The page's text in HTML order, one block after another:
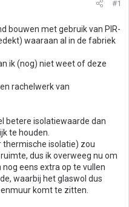
#1
bouwen met gebruik van PIR-
waaraan al in de fabriek
ik (nog) niet weet of deze
rachelwerk van
betere isolatiewaarde dan
te houden.
thermische isolatie) zou
dus ik overweeg nu om
eens extra op te vullen
waarbij het glaswol dus
komt te zitten.